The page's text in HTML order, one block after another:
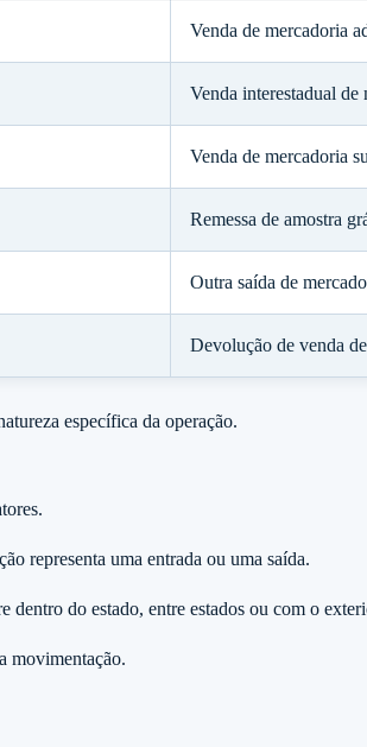
Venda de mercadoria
Venda interestadual
Venda de mercadoria
Remessa de amostra
Outra saída de
Devolução de venda
específica da operação.
representa uma entrada ou uma saída.
dentro do estado, entre estados ou com o
movimentação.